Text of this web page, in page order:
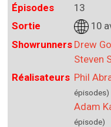
Épisodes
13
Sortie
10
Showrunners Drew
Steven
Réalisateurs Phil
épisodes)
Adam
épisode)